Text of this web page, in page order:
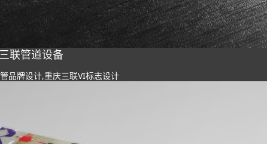
联管道设备
品牌设计,重庆三联VI标志设计